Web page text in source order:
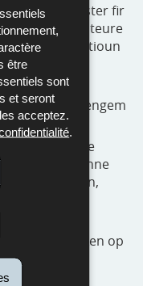
être
sont
et seront
acceptez.
wëll de Minister fir
betraffen Acteure
zu der Situatioun
säit der
a Form vun engem
an de
Wuelbefanne
vun de
eraschécken op
(SMS,